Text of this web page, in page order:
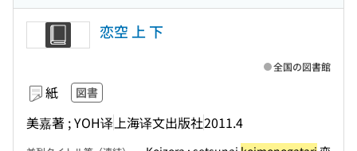
恋空 上 下
紙 図書
美嘉著 ; YOH译 上海译文出版社2011.4
全国の図書館